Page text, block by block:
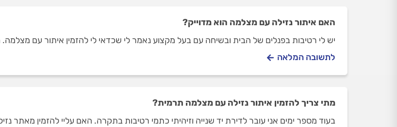
האם איתור נזילה עם מצלמה הוא מדוייק?
יש לי רטיבות בפנלים של הבית ובשיחה עם בעל מקצוע נאמר לי שכדאי לי להזמין איתור עם
לתשובה המלאה
מתי צריך להזמין איתור נזילה עם מצלמה תרמית?
בעוד מספר ימים אני עובר לדירת יד שנייה וזיהיתי כתמי רטיבות בתקרה. האם עליי להזמין מאתר